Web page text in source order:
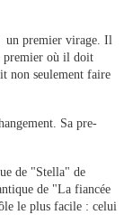
un premier virage. Il
premier où il doit
non seulement faire
Sa pre­
de "Stel­la" de
de "La fiancée
le plus facile : celui